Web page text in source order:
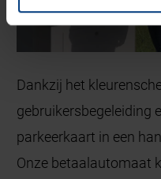
Dankzij het
gebruikersbegeleiding
parkeerkaart in een
Onze betaalautomaat